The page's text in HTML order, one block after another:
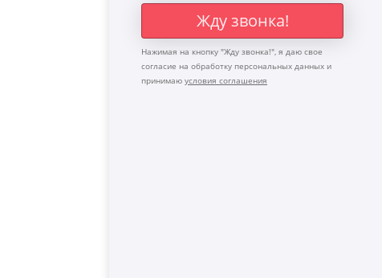
Жду звонка!
Нажимая на кнопку "Жду звонка!", я даю свое
согласие на обработку персональных данных и
принимаю условия соглашения